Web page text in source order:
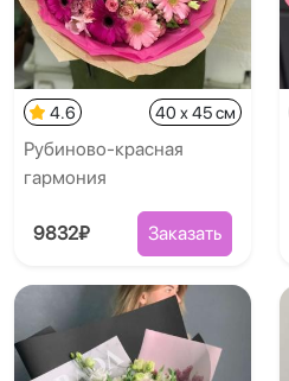
4.6 40 x 45 см
Рубиново-красная
гармония
9832₽ Заказать